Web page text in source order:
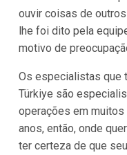
ouvir coisas de
lhe foi dito pela
motivo de
Os especialistas que
Türkiye são
operações em
anos, então, onde
ter certeza de que